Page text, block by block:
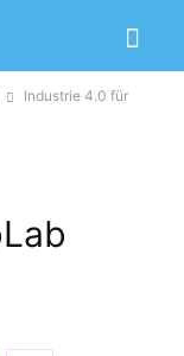
Industrie 4.0 für